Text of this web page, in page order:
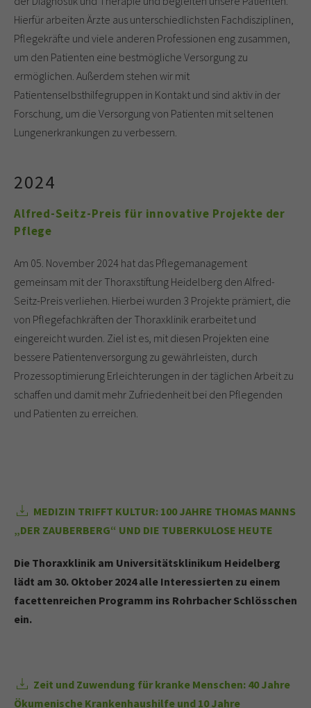
Hierfür arbeiten Ärzte aus unterschiedlichsten Fachdisziplinen,
Pflegekräfte und viele anderen Professionen eng zusammen,
um den Patienten eine bestmögliche Versorgung zu
ermöglichen. Außerdem stehen wir mit
Patientenselbsthilfegruppen in Kontakt und sind aktiv in der
Forschung, um die Versorgung von Patienten mit seltenen
Lungenerkrankungen zu verbessern.
2024
Alfred-Seitz-Preis für innovative Projekte der
Pflege
Am 05. November 2024 hat das Pflegemanagement
gemeinsam mit der Thoraxstiftung Heidelberg den Alfred-
Seitz-Preis verliehen. Hierbei wurden 3 Projekte prämiert, die
von Pflegefachkräften der Thoraxklinik erarbeitet und
eingereicht wurden. Ziel ist es, mit diesen Projekten eine
bessere Patientenversorgung zu gewährleisten, durch
Prozessoptimierung Erleichterungen in der täglichen Arbeit zu
schaffen und damit mehr Zufriedenheit bei den Pflegenden
und Patienten zu erreichen.
MEDIZIN TRIFFT KULTUR: 100 JAHRE THOMAS MANNS
„DER ZAUBERBERG“ UND DIE TUBERKULOSE HEUTE
Die Thoraxklinik am Universitätsklinikum Heidelberg
lädt am 30. Oktober 2024 alle Interessierten zu einem
facettenreichen Programm ins Rohrbacher Schlösschen
ein.
Zeit und Zuwendung für kranke Menschen: 40 Jahre
Ökumenische Krankenhaushilfe und 10 Jahre